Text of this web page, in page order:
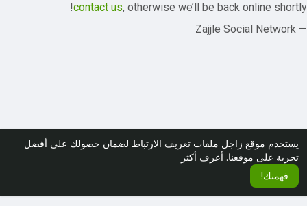
يستخدم موقع زاجل ملفات تعريف الارتباط لضمان حصولك على أفضل
تجربة على موقعنا. أعرف أكثر
فهمتك!
contact us, otherwise we’ll be back online shortly!
— Zajjle Social Network